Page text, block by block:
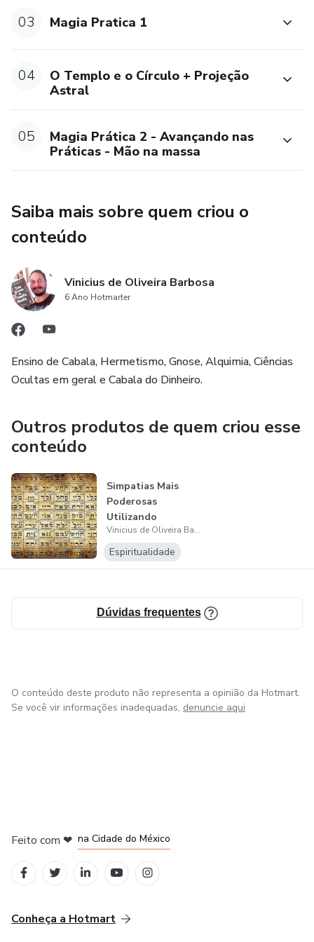
-Consagração
-Banimento, Abertura e Fechamento das Práticas
-Abrindo Portais e a Tecnologia do Círculo Mágico
-As Orações Cabalísticas dos 4, 7 E de Salomão
-Condensadores Fluidicos (Potencializar Rituais)
-Oracao, Evocação e Invocação (Diferenças e Práticas)
03 Magia Pratica 1
04
O Templo e o Círculo + Projeção
Astral
05
Magia Prática 2 - Avançando nas
Práticas - Mão na massa
Saiba mais sobre quem criou o
conteúdo
Vinicius de Oliveira Barbosa
6 Ano Hotmarter
Ensino de Cabala, Hermetismo, Gnose, Alquimia, Ciências
Ocultas em geral e Cabala do Dinheiro.
Outros produtos de quem criou esse
conteúdo
Simpatias Mais
Poderosas
Utilizando
Somente A Bíblia e
uma V...
Vinicius de Oliveira Barbosa
Espiritualidade
Dúvidas frequentes
O conteúdo deste produto não representa a opinião da Hotmart.
Se você vir informações inadequadas, denuncie aqui
Feito com ❤ na Cidade do México
Conheça a Hotmart